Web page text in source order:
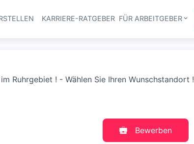
Haupt-Navigation
KARRIERE-RATGEBER FÜR ARBEITGEBER
Ruhrgebiet ! - Wählen Sie Ihren Wunschstandort !
Bewerben